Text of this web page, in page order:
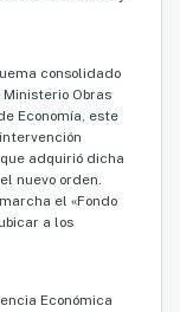
consolidado
Obras
Economía, este
adquirió dicha
nuevo orden.
el «Fondo
a los
Económica